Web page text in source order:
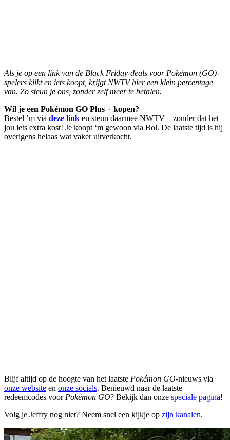
Als je op een link van de Black Friday-deals voor Pokémon (GO)-
spelers klikt en iets koopt, krijgt NWTV hier een klein percentage
van. Zo steun je ons, zonder zelf meer te betalen.
Wil je een Pokémon GO Plus + kopen?
Bestel ’m via deze link en steun daarmee NWTV – zonder dat het
jou iets extra kost! Je koopt ‘m gewoon via Bol. De laatste tijd is hij
overigens helaas wat vaker uitverkocht.
Blijf altijd op de hoogte van het laatste Pokémon GO-nieuws via
onze website en onze socials. Benieuwd naar de laatste
redeemcodes voor Pokémon GO? Bekijk dan onze speciale pagina!
Volg je Jeffry nog niet? Neem snel een kijkje op zijn kanalen.